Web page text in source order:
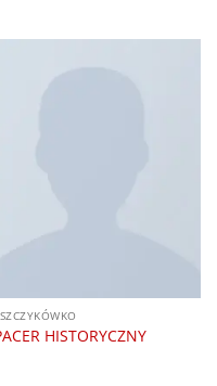
HISTORYCZNY